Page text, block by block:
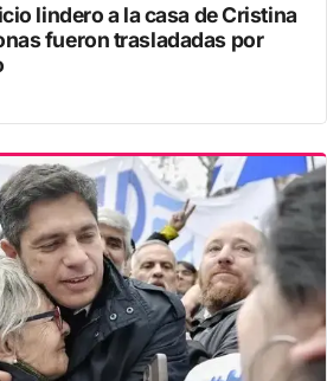
lindero a la casa de Cristina
fueron trasladadas por